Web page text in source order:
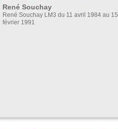
René Souchay
René Souchay LM3 du 11 avril 1984 au 15
février 1991